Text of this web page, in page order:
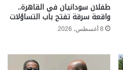
طفلان سودانيان في القاهرة..
واقعة سرقة تفتح باب التساؤلات
8 أغسطس، 2026